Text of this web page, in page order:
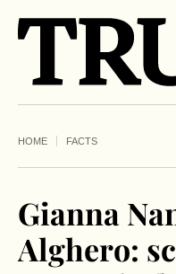
HOME FACTS
Gianna
Alghero: